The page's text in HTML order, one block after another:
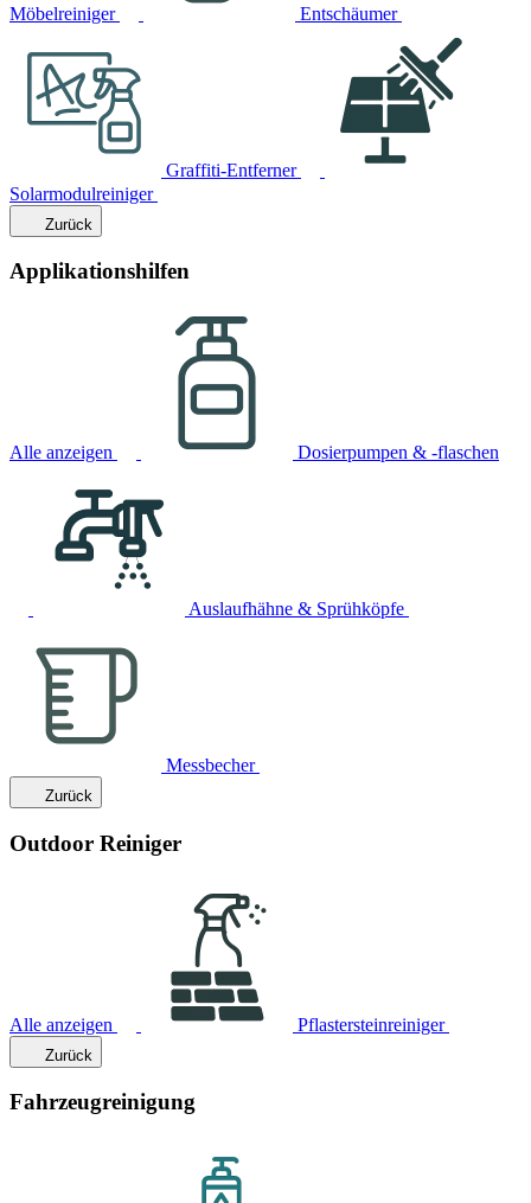
Möbelreiniger Entschäumer
Graffiti-Entferner
Solarmodulreiniger
Zurück
Applikationshilfen
Alle anzeigen Dosierpumpen & -flaschen
Auslaufhähne & Sprühköpfe
Messbecher
Zurück
Outdoor Reiniger
Alle anzeigen Pflastersteinreiniger
Zurück
Fahrzeugreinigung